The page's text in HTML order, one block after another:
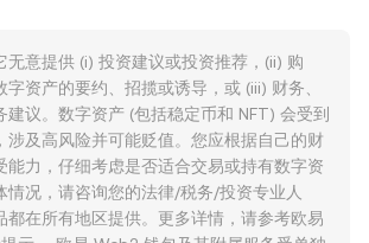
无意提供 (i) 投资建议或投资推荐，(ii) 购
资产的要约、招揽或诱导，或 (iii) 财务、
建议。数字资产 (包括稳定币和 NFT) 会受到
涉及高风险并可能贬值。您应根据自己的财
能力，仔细考虑是否适合交易或持有数字资
情况，请咨询您的法律/税务/投资专业人
都在所有地区提供。更多详情，请参考欧易